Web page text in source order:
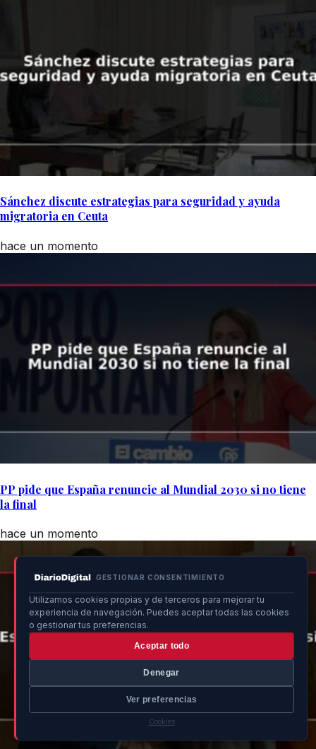
GESTIONAR CONSENTIMIENTO
Utilizamos cookies propias y de terceros para mejorar tu
experiencia de navegación. Puedes aceptar todas las cookies
o gestionar tus preferencias.
Aceptar todo
Denegar
Ver preferencias
Cookies
Sánchez discute estrategias para seguridad y ayuda
migratoria en Ceuta
hace un momento
PP pide que España renuncie al Mundial 2030 si no tiene
la final
hace un momento